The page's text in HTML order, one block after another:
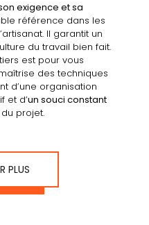
exigence et sa
référence dans les
Il garantit un
du travail bien fait.
est pour vous
des techniques
d’une organisation
et d’un souci constant
projet.
PLUS